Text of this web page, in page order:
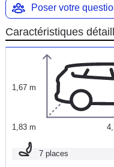
Poser votre
Caractéristiques
1,67 m
1,83 m
7 places